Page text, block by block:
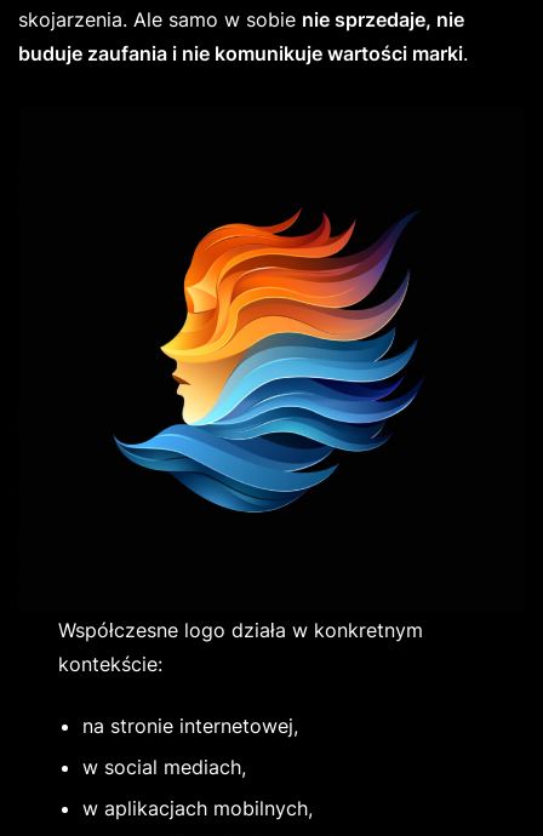
skojarzenia. Ale samo w sobie nie sprzedaje, nie
buduje zaufania i nie komunikuje wartości marki.
Współczesne logo działa w konkretnym
kontekście:
na stronie internetowej,
w social mediach,
w aplikacjach mobilnych,